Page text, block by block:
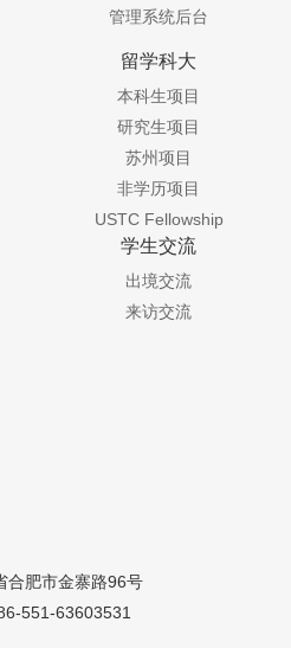
管理系统后台
留学科大
本科生项目
研究生项目
苏州项目
非学历项目
USTC Fellowship
学生交流
出境交流
来访交流
合肥市金寨路96号
551-63603531